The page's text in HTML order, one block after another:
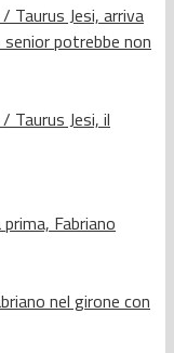
Taurus Jesi, arriva
potrebbe non
Taurus Jesi, il
Fabriano
nel girone con